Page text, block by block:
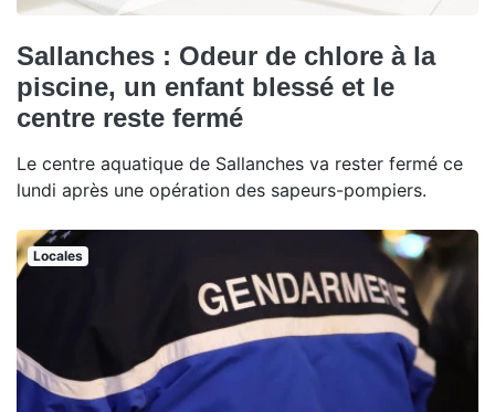
Sallanches : Odeur de chlore à la
piscine, un enfant blessé et le
centre reste fermé
Le centre aquatique de Sallanches va rester fermé ce
lundi après une opération des sapeurs-pompiers.
Locales